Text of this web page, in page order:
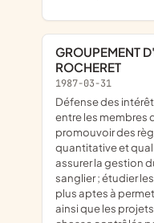
GROUPEMENT D'INTERETS CYNEGETIQUES DU
ROCHERET
1987-03-31
défense des intérêts de la vie sauvage ; développer
entre les membres
promouvoir des
quantitative et
assurer la gestion
sanglier ; étudier
plus aptes à
ainsi que les